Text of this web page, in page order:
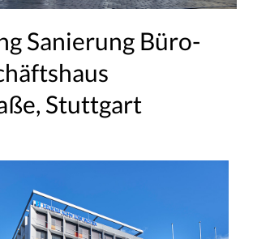
Sanierung Büro-
Stuttgart